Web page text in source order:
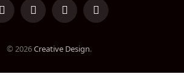
LinkedInFacebookInstagramTikTok
© 2026Creative Design.